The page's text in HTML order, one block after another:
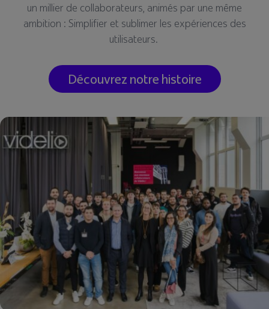
un millier de collaborateurs, animés par une même
ambition : Simplifier et sublimer les expériences des
utilisateurs.
Découvrez notre histoire